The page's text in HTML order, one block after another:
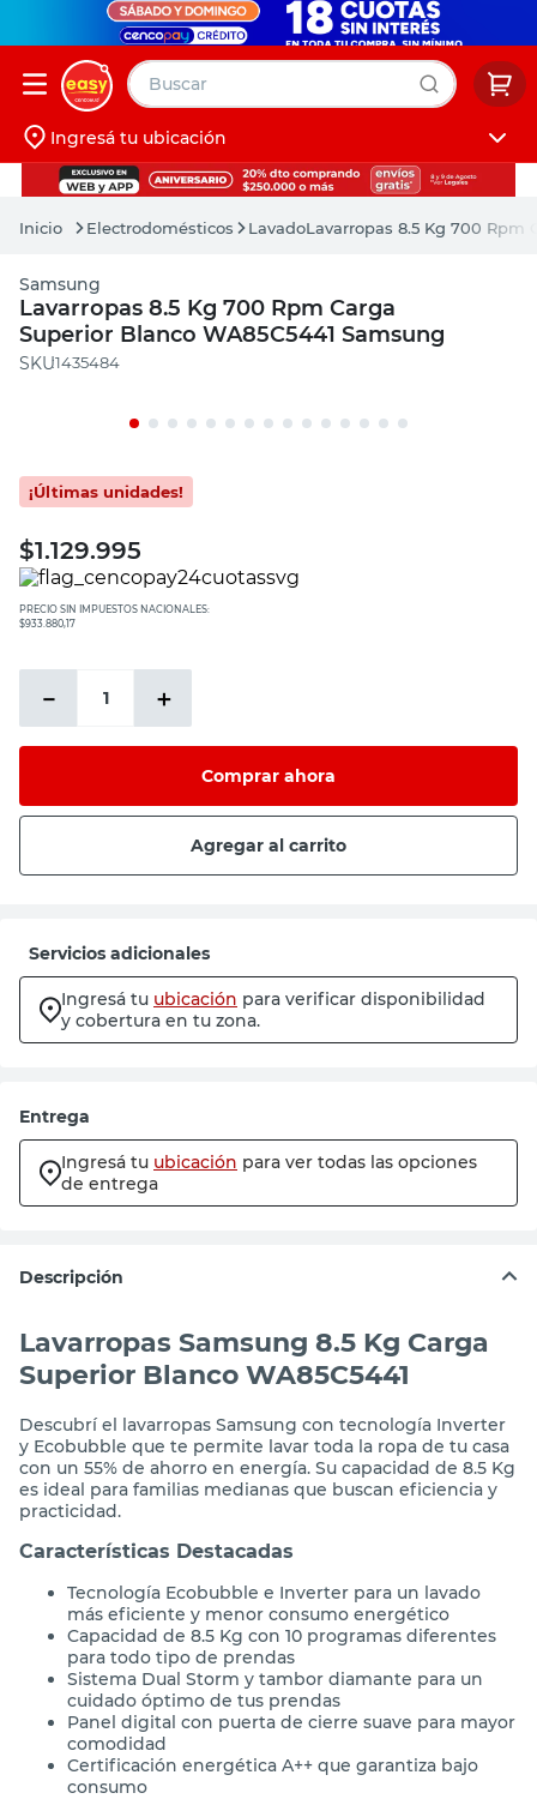
Buscar
Iniciá sesión
Ingresá tu ubicación
Electrodomésticos LavadoLavarropas 8.5 Kg 700 Rpm
Samsung
Lavarropas 8.5 Kg 700 Rpm Carga
Superior Blanco WA85C5441 Samsung
:1435484
$1.129.995
PRECIO SIN IMPUESTOS NACIONALES:
$933.880,17
＋
－
Comprar ahora
Agregar al carrito
Servicios adicionales
Ingresá tu ubicación para verificar disponibilidad
y cobertura en tu zona.
Entrega
Ingresá tu ubicación para ver todas las opciones
de entrega
Descripción
Lavarropas Samsung 8.5 Kg Carga
Superior Blanco WA85C5441
Descubrí el lavarropas Samsung con tecnología Inverter
y Ecobubble que te permite lavar toda la ropa de tu casa
con un 55% de ahorro en energía. Su capacidad de 8.5 Kg
es ideal para familias medianas que buscan eficiencia y
practicidad.
Características Destacadas
Tecnología Ecobubble e Inverter para un lavado
más eficiente y menor consumo energético
Capacidad de 8.5 Kg con 10 programas diferentes
para todo tipo de prendas
Sistema Dual Storm y tambor diamante para un
cuidado óptimo de tus prendas
Panel digital con puerta de cierre suave para mayor
comodidad
Certificación energética A++ que garantiza bajo
consumo
muebles
pintura
escritorio
puertas
placard